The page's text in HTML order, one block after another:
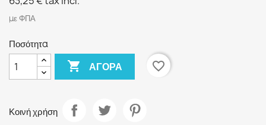
με ΦΠΑ
Ποσότητα
 ΑΓΟΡΆ favorite_border
Κοινή χρήση